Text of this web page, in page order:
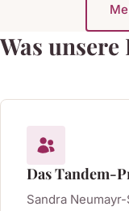
Was
Das Tandem-
Sandra